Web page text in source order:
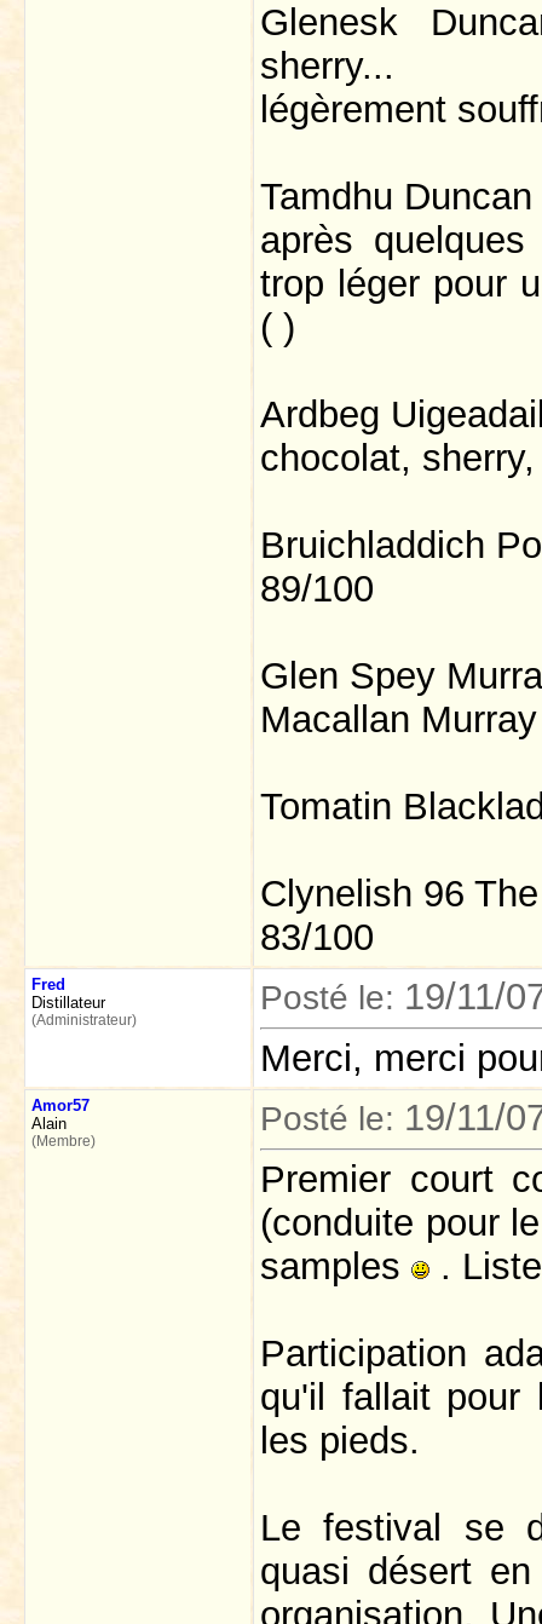
Glenesk
sherry...
légèrement
Tamdhu
après
trop léger pour
( )
Ardbeg
chocolat,
Bruichladdich
89/100
Glen Spey
Macallan
Tomatin
Clynelish 96
83/100
Fred
Distillateur
(Administrateur)
Posté le: 19/11/
Merci, merci
Amor57
Alain
(Membre)
Posté le: 19/11/
Premier court
(conduite pour
samples
.
Participation
qu'il fallait pour
les pieds.
Le festival se
quasi désert
organisation.